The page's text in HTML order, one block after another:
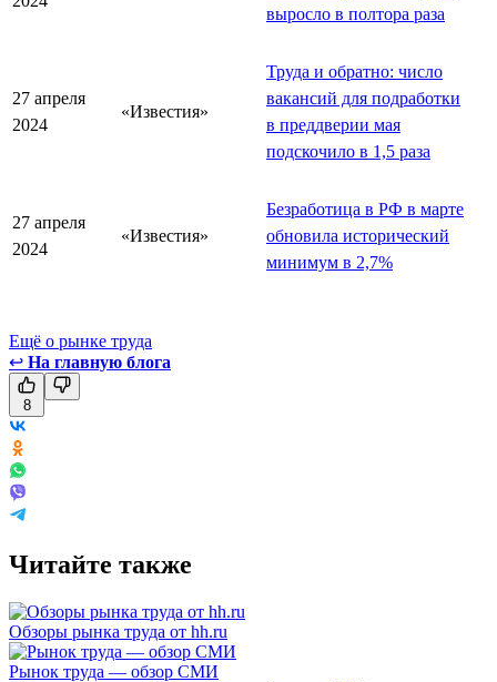
выросло в полтора раза
27 апреля
2024
«Известия»
Труда и обратно: число
вакансий для подработки
в преддверии мая
подскочило в 1,5 раза
27 апреля
2024
«Известия»
Безработица в РФ в марте
обновила исторический
минимум в 2,7%
Ещё о рынке труда
↩ На главную блога
8
Читайте также
Обзоры рынка труда от hh.ru
Рынок труда — обзор СМИ